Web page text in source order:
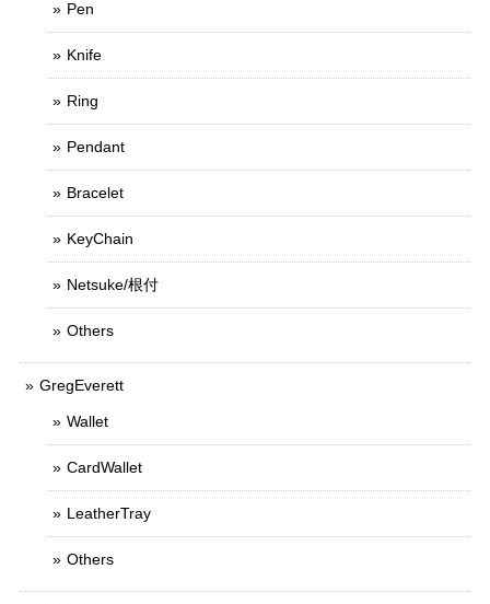
Pen
Knife
Ring
Pendant
Bracelet
KeyChain
Netsuke/根付
Others
GregEverett
Wallet
CardWallet
LeatherTray
Others